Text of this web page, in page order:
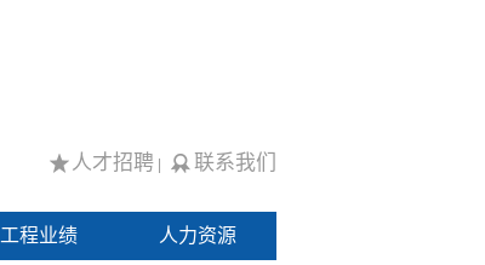
人才招聘 联系我们
工程业绩 人力资源